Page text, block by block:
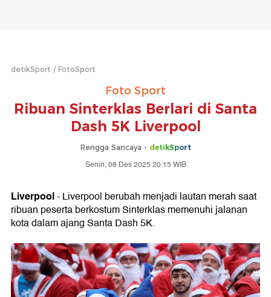
detikSport FotoSport
Foto Sport
Ribuan Sinterklas Berlari di Santa
Dash 5K Liverpool
Rengga Sancaya - detikSport
Senin, 08 Des 2025 20:15 WIB
Liverpool- Liverpool berubah menjadi lautan merah saat
ribuan peserta berkostum Sinterklas memenuhi jalanan
kota dalam ajang Santa Dash 5K.